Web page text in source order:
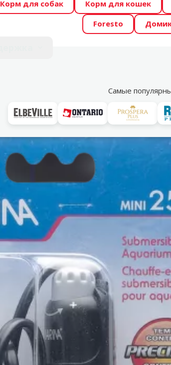
Весь месяц Dino Zoo предлагает
Фотоконкурс “GADA ŪSAIŅI”!
Корм для собак Корм для кошек
Foresto
Самые
Аквариумное оборудование и запасные части